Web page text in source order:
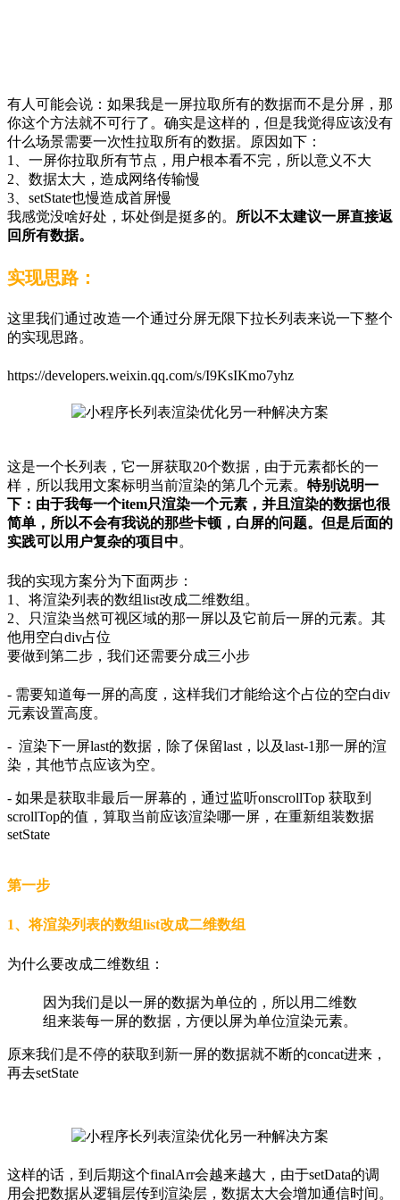
有人可能会说：如果我是一屏拉取所有的数据而不是分屏，那
你这个方法就不可行了。确实是这样的，但是我觉得应该没有
什么场景需要一次性拉取所有的数据。原因如下：
1、一屏你拉取所有节点，用户根本看不完，所以意义不大
2、数据太大，造成网络传输慢
3、setState也慢造成首屏慢
我感觉没啥好处，坏处倒是挺多的。 所以不太建议一屏直接返
回所有数据。
实现思路：
这里我们通过改造一个通过分屏无限下拉长列表来说一下整个
的实现思路。
https://developers.weixin.qq.com/s/I9KsIKmo7yhz
这是一个长列表，它一屏获取20个数据，由于元素都长的一
样，所以我用文案标明当前渲染的第几个元素。 特别说明一
下：由于我每一个item只渲染一个元素，并且渲染的数据也很
简单，所以不会有我说的那些卡顿，白屏的问题。但是后面的
实践可以用户复杂的项目中。
我的实现方案分为下面两步：
1、将渲染列表的数组list改成二维数组。
2、只渲染当然可视区域的那一屏以及它前后一屏的元素。其
他用空白div占位
要做到第二步，我们还需要分成三小步
- 需要知道每一屏的高度，这样我们才能给这个占位的空白div
元素设置高度。
- 渲染下一屏last的数据，除了保留last，以及last-1那一屏的渲
染，其他节点应该为空。
- 如果是获取非最后一屏幕的，通过监听onscrollTop 获取到
scrollTop的值，算取当前应该渲染哪一屏，在重新组装数据
setState
第一步
1、将渲染列表的数组list改成二维数组
为什么要改成二维数组：
因为我们是以一屏的数据为单位的，所以用二维数
组来装每一屏的数据，方便以屏为单位渲染元素。
原来我们是不停的获取到新一屏的数据就不断的concat进来，
再去setState
这样的话，到后期这个finalArr会越来越大，由于setData的调
用会把数据从逻辑层传到渲染层，数据太大会增加通信时间。